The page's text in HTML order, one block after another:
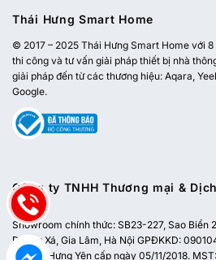
Thái Hưng Smart Home
© 2017 – 2025 Thái Hưng Smart Home với
thi công và tư vấn giải pháp thiết bị nhà
giải pháp đến từ các thương hiệu: Aqara,
Google.
Công ty TNHH Thương mại &
Nam
Showroom chính thức: SB23-227, Sao Biển
Dương Xá, Gia Lâm, Hà Nội GPĐKKD:
ĐT tỉnh Hưng Yên cấp ngày 05/11/2018.